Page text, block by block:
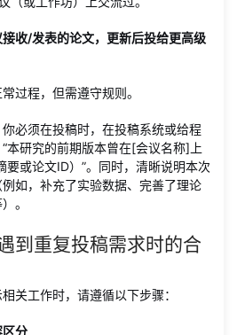
收/发表的论文，更新后投给更高级
过程，但需遵守规则。
你必须在投稿时，在投稿系统或给程
本研究的前期版本曾在[会议名称]上
或论文ID）”。同时，清晰说明本次
如，补充了实验数据、完善了理论
。
到重复投稿需求时的合
关工作时，请遵循以下步骤：
分